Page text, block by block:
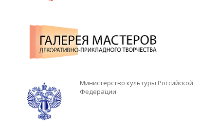
Министерство культуры Российской
Федерации